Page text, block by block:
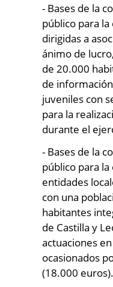
- Bases de la
público para
dirigidas a
ánimo de
de 20.000
de
juveniles con
para la
durante el
- Bases de la
público para
entidades
con una
habitantes
de Castilla y
actuaciones
ocasionados
(18.000 euros).